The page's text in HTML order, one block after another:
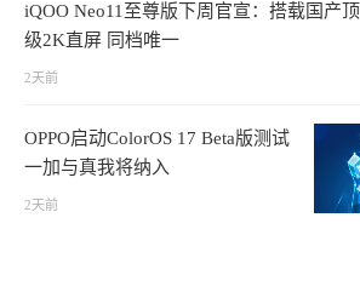
iQOO Neo11至尊版下周官宣：搭载国产顶
级2K直屏 同档唯一
2天前
OPPO启动ColorOS 17 Beta版测试
一加与真我将纳入
2天前